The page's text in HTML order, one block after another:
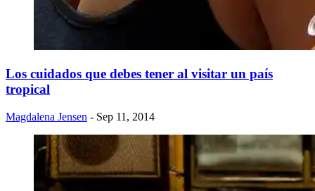
​Los cuidados que debes tener al visitar un país
tropical
Magdalena Jensen - Sep 11, 2014